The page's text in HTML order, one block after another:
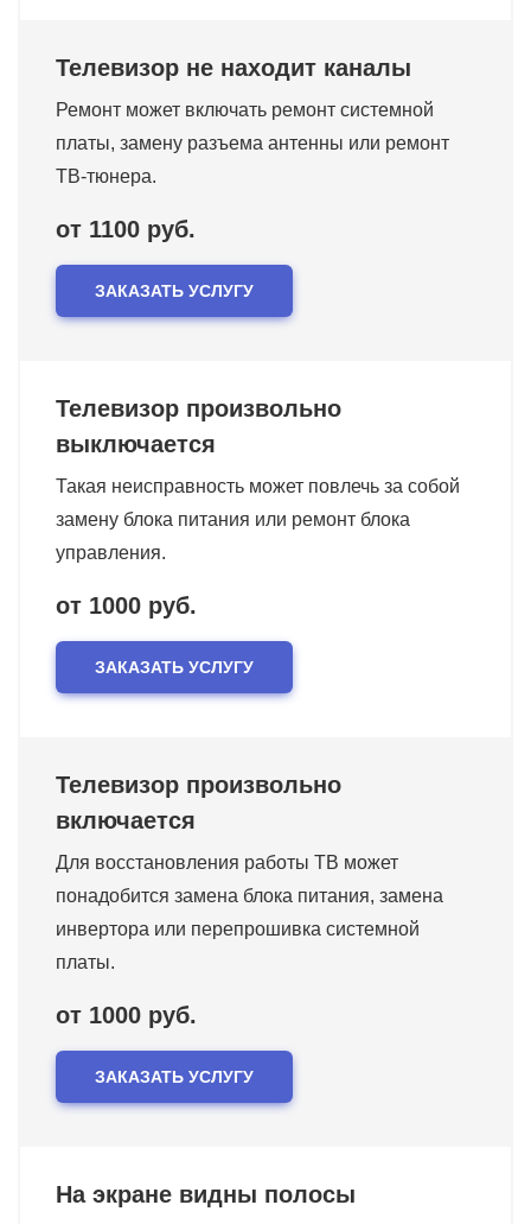
Телевизор не находит каналы
Ремонт может включать ремонт системной
платы, замену разъема антенны или ремонт
ТВ-тюнера.
от 1100 руб.
ЗАКАЗАТЬ УСЛУГУ
Телевизор произвольно
выключается
Такая неисправность может повлечь за собой
замену блока питания или ремонт блока
управления.
от 1000 руб.
ЗАКАЗАТЬ УСЛУГУ
Телевизор произвольно
включается
Для восстановления работы ТВ может
понадобится замена блока питания, замена
инвертора или перепрошивка системной
платы.
от 1000 руб.
ЗАКАЗАТЬ УСЛУГУ
На экране видны полосы